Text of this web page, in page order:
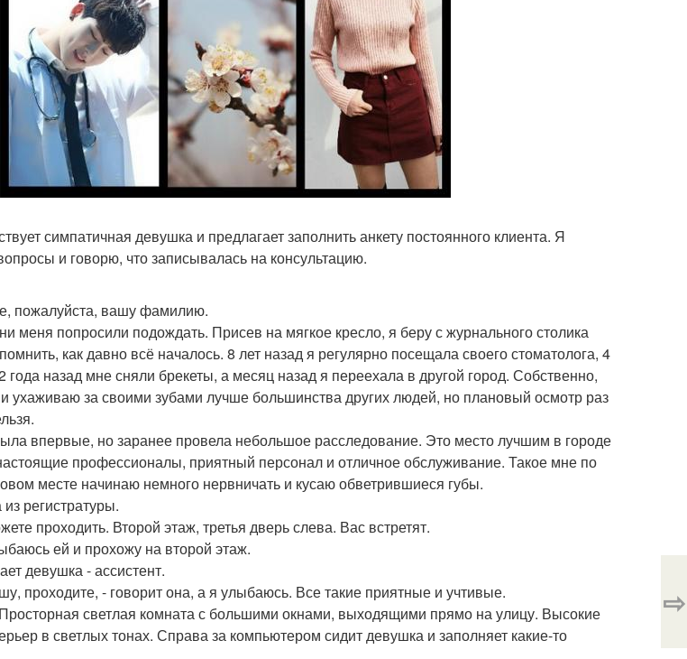
симпатичная девушка и предлагает заполнить анкету постоянного клиента. Я
и говорю, что записывалась на консультацию.
пожалуйста, вашу фамилию.
меня попросили подождать. Присев на мягкое кресло, я беру с журнального столика
как давно всё началось. 8 лет назад я регулярно посещала своего стоматолога, 4
года назад мне сняли брекеты, а месяц назад я переехала в другой город. Собственно,
и ухаживаю за своими зубами лучше большинства других людей, но плановый осмотр раз
впервые, но заранее провела небольшое расследование. Это место лучшим в городе
профессионалы, приятный персонал и отличное обслуживание. Такое мне по
месте начинаю немного нервничать и кусаю обветрившиеся губы.
регистратуры.
проходить. Второй этаж, третья дверь слева. Вас встретят.
ей и прохожу на второй этаж.
девушка - ассистент.
проходите, - говорит она, а я улыбаюсь. Все такие приятные и учтивые.
светлая комната с большими окнами, выходящими прямо на улицу. Высокие
в светлых тонах. Справа за компьютером сидит девушка и заполняет какие-то
⇨